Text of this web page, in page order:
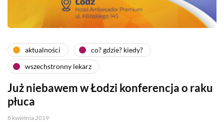
aktualności
co? gdzie? kiedy?
wszechstronny lekarz
Już niebawem w Łodzi konferencja o raku
płuca
8 kwietnia 2019